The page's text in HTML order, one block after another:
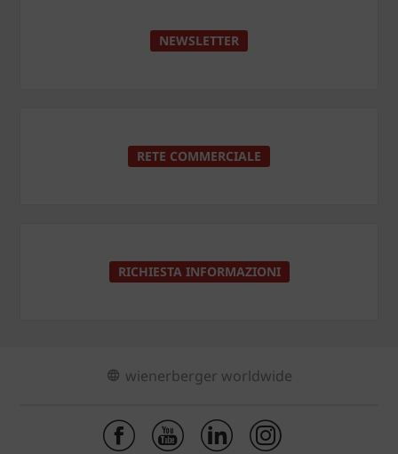
NEWSLETTER
RETE COMMERCIALE
RICHIESTA INFORMAZIONI
wienerberger worldwide